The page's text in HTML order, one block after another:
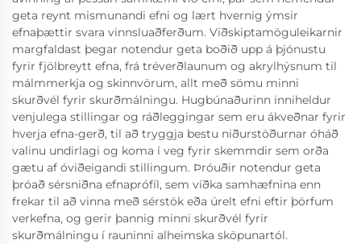
geta reynt mismunandi efni og lært hvernig ýmsir
efnaþættir svara vinnsluaðferðum. Viðskiptamöguleikarnir
margfaldast þegar notendur geta boðið upp á þjónustu
fyrir fjölbreytt efna, frá tréverðlaunum og akrylhýsnum til
málmmerkja og skinnvörum, allt með sömu minni
skurðvél fyrir skurðmálningu. Hugbúnaðurinn inniheldur
venjulega stillingar og ráðleggingar sem eru ákveðnar fyrir
hverja efna-gerð, til að tryggja bestu niðurstöðurnar óháð
valinu undirlagi og koma í veg fyrir skemmdir sem orða
gætu af óviðeigandi stillingum. Þróuðir notendur geta
þróað sérsniðna efnaprófíl, sem víðka samhæfnina enn
frekar til að vinna með sérstök eða úrelt efni eftir þörfum
verkefna, og gerir þannig minni skurðvél fyrir
skurðmálningu í rauninni alheimska sköpunartól.